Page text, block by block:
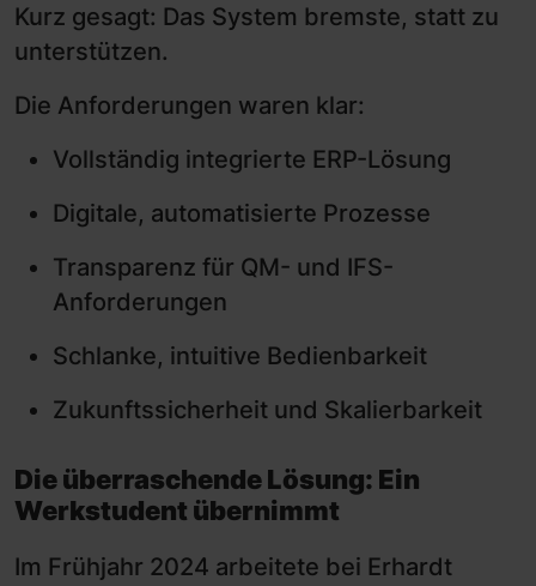
Kurz gesagt: Das System bremste, statt zu
unterstützen.
Die Anforderungen waren klar:
Vollständig integrierte ERP-Lösung
Digitale, automatisierte Prozesse
Transparenz für QM- und IFS-
Anforderungen
Schlanke, intuitive Bedienbarkeit
Zukunftssicherheit und Skalierbarkeit
Die überraschende Lösung: Ein
Werkstudent übernimmt
Im Frühjahr 2024 arbeitete bei Erhardt